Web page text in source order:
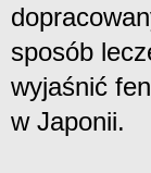
sposób
wyjaśnić
w Japonii.